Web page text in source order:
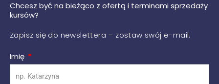
Chcesz być na bieżąco z ofertą i terminami sprzedaży
kursów?
Zapisz się do newslettera – zostaw swój e-mail.
Imię